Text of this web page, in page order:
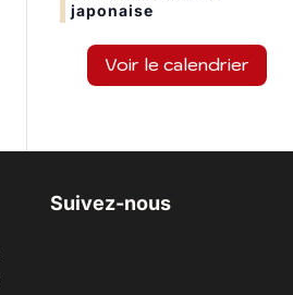
japonaise
Voir le calendrier
Suivez-nous